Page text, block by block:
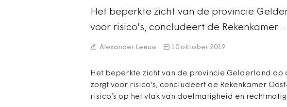
Het beperkte zicht van de provincie
voor risico's, concludeert de Rekenkamer…
Alexander Leeuw 10 oktober 2019
Het beperkte zicht van de provincie Gelderland op
zorgt voor risico's, concludeert de Rekenkamer
risico’s op het vlak van doelmatigheid en